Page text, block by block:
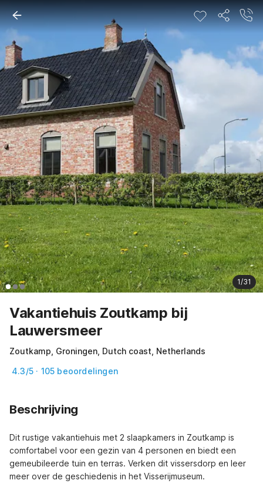
1/31
Vakantiehuis Zoutkamp bij
Lauwersmeer
Zoutkamp, Groningen, Dutch coast, Netherlands
4.3/5 · 105 beoordelingen
Beschrijving
Dit rustige vakantiehuis met 2 slaapkamers in Zoutkamp is
comfortabel voor een gezin van 4 personen en biedt een
gemeubileerde tuin en terras. Verken dit vissersdorp en leer
meer over de geschiedenis in het Visserijmuseum.